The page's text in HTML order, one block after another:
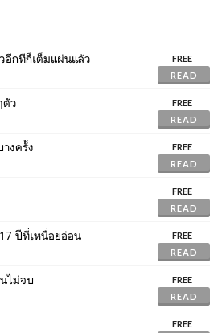
อีกทีก็เต็มแผ่นแล้ว
FREE
READ
ตัว
FREE
READ
งครั้ง
FREE
READ
FREE
READ
ปีที่เหนื่อยอ่อน
FREE
READ
ไม่จบ
FREE
READ
FREE